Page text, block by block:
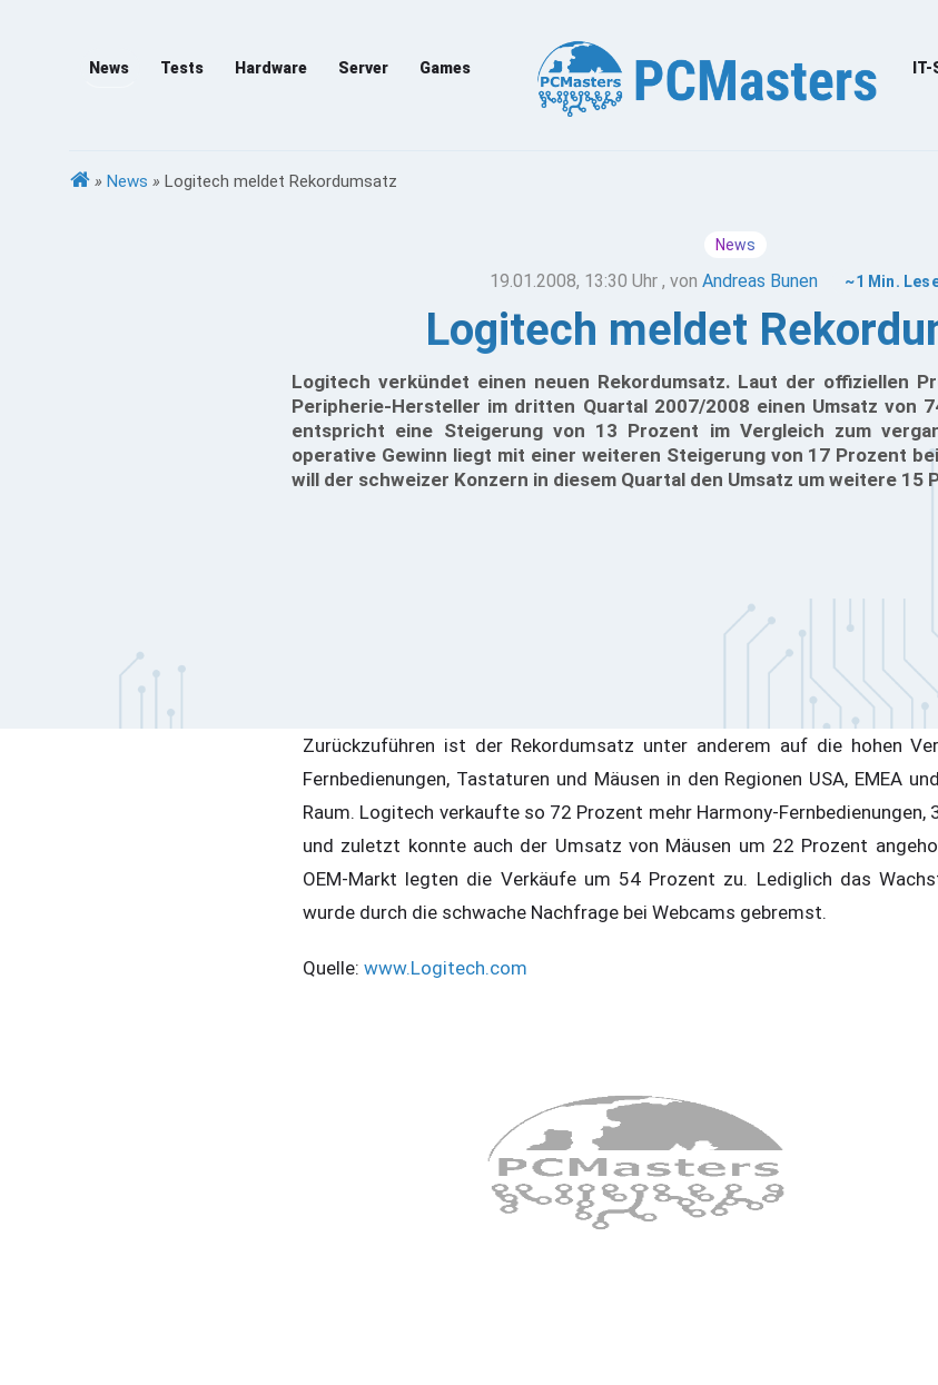
News Tests Hardware Server Games
» News » Logitech meldet Rekordumsatz
News
19.01.2008, 13:30 Uhr , vonAndreas Bunen ~1 Min.
Logitech meldet
Logitech verkündet einen neuen Rekordumsatz. Laut der offiziellen
Peripherie-Hersteller im dritten Quartal 2007/2008 einen Umsatz von
entspricht eine Steigerung von 13 Prozent im Vergleich zum
operative Gewinn liegt mit einer weiteren Steigerung von 17 Prozent
will der schweizer Konzern in diesem Quartal den Umsatz um weitere 15
Zurückzuführen ist der Rekordumsatz unter anderem auf die hohen
Fernbedienungen, Tastaturen und Mäusen in den Regionen USA, EMEA
Raum. Logitech verkaufte so 72 Prozent mehr Harmony-
und zuletzt konnte auch der Umsatz von Mäusen um 22 Prozent
OEM-Markt legten die Verkäufe um 54 Prozent zu. Lediglich das
wurde durch die schwache Nachfrage bei Webcams gebremst.
Quelle: www.Logitech.com